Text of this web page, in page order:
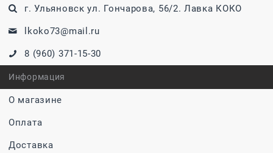
г. Ульяновск ул. Гончарова, 56/2. Лавка КОКО
lkoko73@mail.ru
8 (960) 371-15-30
Информация
О магазине
Оплата
Доставка